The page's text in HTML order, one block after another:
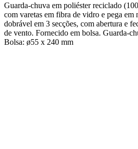
Guarda-chuva em poliéster reciclado
com varetas em fibra de vidro e pega em
dobrável em 3 secções, com abertura e
de vento. Fornecido em bolsa. Guarda-
Bolsa: ø55 x 240 mm